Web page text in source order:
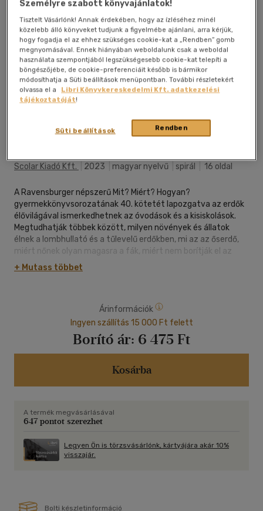
Scolar Kiadó Kft. 2023 magyar nyelvű spirál 16 oldal
A Ravensburger népszerű Mit? Miért? Hogyan?
gyermekkönyvsorozatának 40. kötetét lapozgatva az erdők
élővilágával ismerkedhetnek az óvodások és a kisiskolások.
Megtudhatják többek között, milyen növények és állatok
élnek a lombhullató és a tűlevelű erdőkben, mi az az őserdő,
miért nőnek olyan magasra a fák, miért nem borítják el az
erdőt a lehullott levelek, mit csinál az erdész, miért kell védeni
az erdőket. A könyv végén egy kivágható memóriajátékot is
+ Mutass többet
Árinformációk
Ingyen szállítás 15 000 Ft felett
Borító ár: 6 475 Ft
Kosárba
A termék megvásárlásával
647 pontot szerezhet
Legyen Ön is törzsvásárlónk, kártyájára akár 10%
visszajár.
Bolti készletinformáció
Személyre szabott könyvajánlatok!
Tisztelt Vásárlónk! Annak érdekében, hogy az ízléséhez minél
közelebb álló könyveket tudjunk a figyelmébe ajánlani, arra kérjük,
hogy fogadja el az ehhez szükséges cookie-kat a „Rendben” gomb
megnyomásával. Ennek hiányában weboldalunk csak a weboldal
használata szempontjából legszükségesebb cookie-kat telepíti a
böngészőjébe, de cookie-preferenciáit később is bármikor
módosíthatja a Süti beállítások menüpontban. További részletekért
olvassa el a
Libri Könyvkereskedelmi Kft. adatkezelési
tájékoztatóját!
Rendben
Süti beállítások